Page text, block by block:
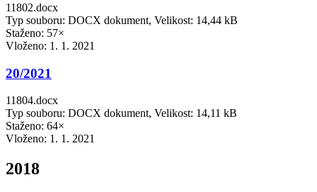
11802.docx
Typ souboru: DOCX dokument, Velikost: 14,44 kB
Staženo: 57×
Vloženo: 1. 1. 2021
20/2021
11804.docx
Typ souboru: DOCX dokument, Velikost: 14,11 kB
Staženo: 64×
Vloženo: 1. 1. 2021
2018